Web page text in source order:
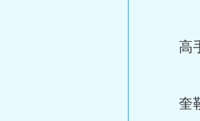
高手
奎勒